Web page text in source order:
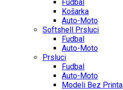
Fudbal
Košarka
Auto-Moto
Softshell Prsluci
Fudbal
Auto-Moto
Prsluci
Fudbal
Auto-Moto
Modeli Bez Printa